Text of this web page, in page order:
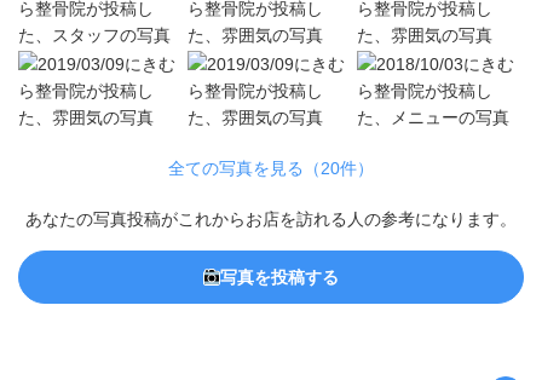
全ての写真を見る（20件）
あなたの写真投稿がこれからお店を訪れる人の参考になります。
写真を投稿する